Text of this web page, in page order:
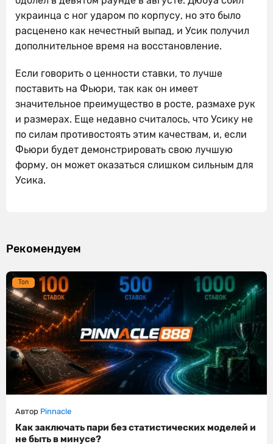
украинца с ног ударом по корпусу, но это было
расценено как нечестный выпад, и Усик получил
дополнительное время на восстановление.
Если говорить о ценности ставки, то лучше
поставить на Фьюри, так как он имеет
значительное преимущество в росте, размахе рук
и размерах. Еще недавно считалось, что Усику не
по силам противостоять этим качествам, и, если
Фьюри будет демонстрировать свою лучшую
форму, он может оказаться слишком сильным для
Усика.
Рекомендуем
Ton
Автор Pinnacle
Как заключать пари без статистических моделей и
не быть в минусе?